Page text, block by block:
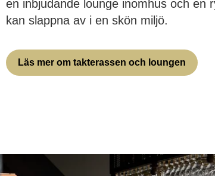
en inbjudande lounge inomhus och en
kan slappna av i en skön miljö.
Läs mer om takterassen och loungen